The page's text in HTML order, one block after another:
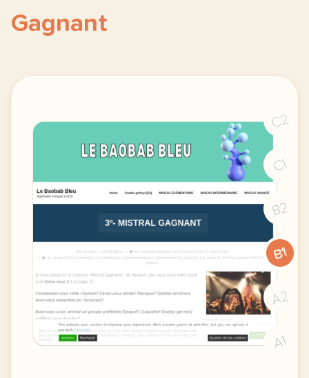
Gagnant
C2
C1
B2
B1
A2
A1